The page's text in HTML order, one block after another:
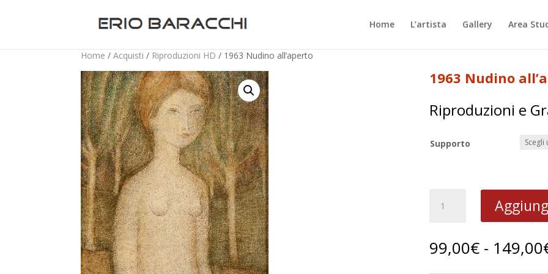
Home L’artista Gallery Area
Home / Acquisti / Riproduzioni HD / 1963 Nudino all’aperto
1963 Nudino
Riproduzioni e
Supporto
Nudino
99,00€ - 149,00